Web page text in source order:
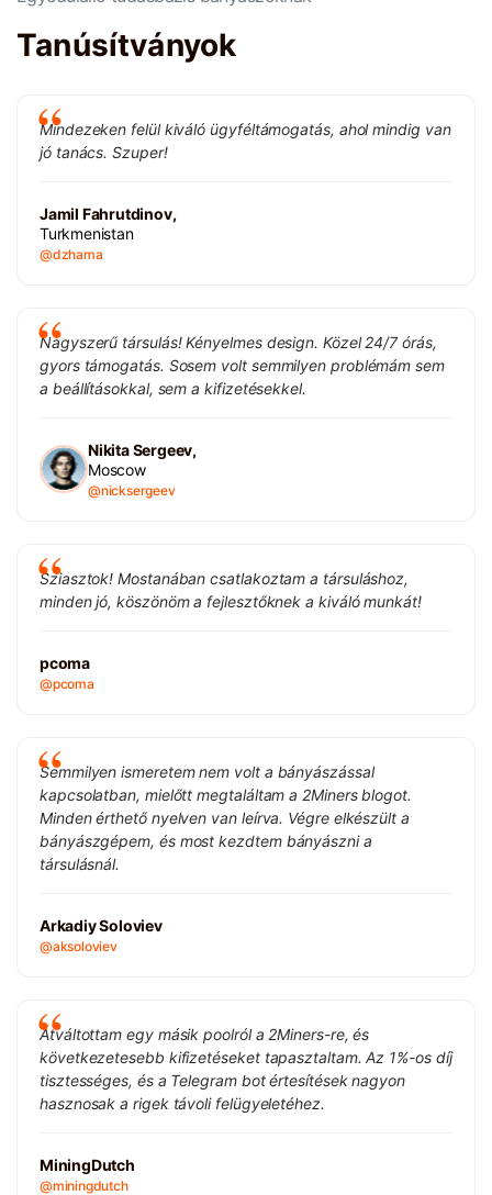
Tanúsítványok
Mindezeken felül kiváló ügyféltámogatás, ahol mindig van
jó tanács. Szuper!
Jamil Fahrutdinov,
Turkmenistan
@dzhama
Nagyszerű társulás! Kényelmes design. Közel 24/7 órás,
gyors támogatás. Sosem volt semmilyen problémám sem
a beállításokkal, sem a kifizetésekkel.
Nikita Sergeev,
Moscow
@nicksergeev
Sziasztok! Mostanában csatlakoztam a társuláshoz,
minden jó, köszönöm a fejlesztőknek a kiváló munkát!
pcoma
@pcoma
Semmilyen ismeretem nem volt a bányászással
kapcsolatban, mielőtt megtaláltam a 2Miners blogot.
Minden érthető nyelven van leírva. Végre elkészült a
bányászgépem, és most kezdtem bányászni a
társulásnál.
Arkadiy Soloviev
@aksoloviev
Átváltottam egy másik poolról a 2Miners-re, és
következetesebb kifizetéseket tapasztaltam. Az 1%-os díj
tisztességes, és a Telegram bot értesítések nagyon
hasznosak a rigek távoli felügyeletéhez.
MiningDutch
@miningdutch